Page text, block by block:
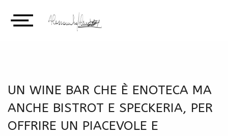
UN WINE BAR CHE È ENOTECA MA
ANCHE BISTROT E SPECKERIA, PER
OFFRIRE UN PIACEVOLE E